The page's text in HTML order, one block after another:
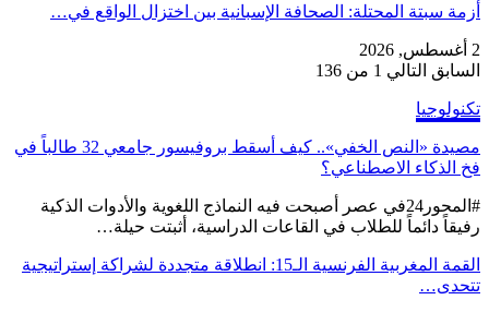
أزمة سبتة المحتلة: الصحافة الإسبانية بين اختزال الواقع في…
2 أغسطس, 2026
السابق التالي 1 من 136
تكنولوجيا
مصيدة «النص الخفي».. كيف أسقط بروفيسور جامعي 32 طالباً في
فخ الذكاء الاصطناعي؟
#المحور24 ​في عصر أصبحت فيه النماذج اللغوية والأدوات الذكية
رفيقاً دائماً للطلاب في القاعات الدراسية، أثبتت حيلة…
القمة المغربية الفرنسية الـ15: انطلاقة متجددة لشراكة إستراتيجية
تتحدى…